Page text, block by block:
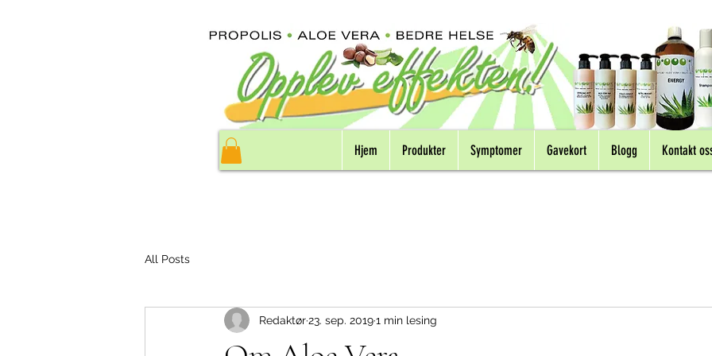
Hjem Produkter Symptomer Gavekort Blogg Kontakt
All Posts
Redaktør23. sep. 20191 min lesing